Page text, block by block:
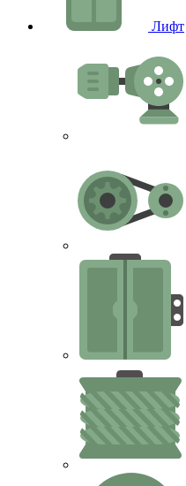
Лифт